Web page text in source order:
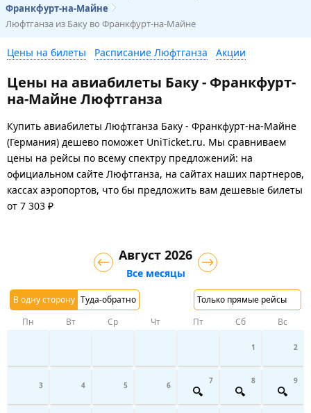
Франкфурт-на-Майне
Люфтганза из Баку во Франкфурт-на-Майне
Цены на билеты Расписание Люфтганза Акции
Цены на авиабилеты Баку - Франкфурт-
на-Майне Люфтганза
Купить авиабилеты Люфтганза Баку - Франкфурт-на-Майне
(Германия) дешево поможет UniTicket.ru. Мы сравниваем
цены на рейсы по всему спектру предложений: на
официальном сайте Люфтганза, на сайтах наших партнеров,
кассах аэропортов, что бы предложить вам дешевые билеты
от 7 303 ₽
В одну сторону Туда-обратно Только прямые рейсы
Август 2026
Все месяцы
Пн Вт Ср Чт Пт Сб Вс
1 2
3 4 5 6 7 8 9